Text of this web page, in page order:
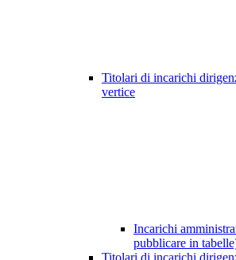
Titolari di incarichi
vertice
Incarichi
pubblicare in